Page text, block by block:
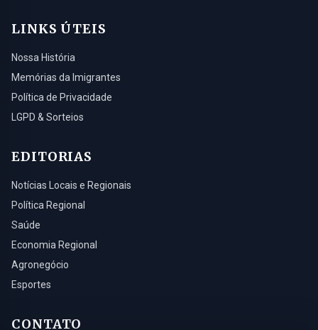
LINKS ÚTEIS
Nossa História
Memórias da Imigrantes
Política de Privacidade
LGPD & Sorteios
EDITORIAS
Notícias Locais e Regionais
Política Regional
Saúde
Economia Regional
Agronegócio
Esportes
CONTATO